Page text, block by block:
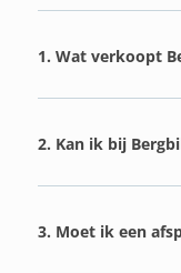
1. Wat verkoopt
2. Kan ik bij
3. Moet ik een